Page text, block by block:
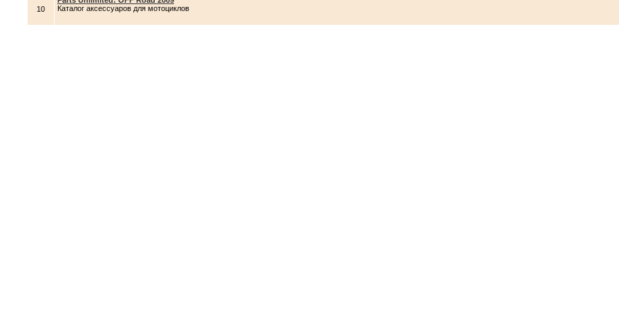
10
Каталог аксессуаров для мотоциклов